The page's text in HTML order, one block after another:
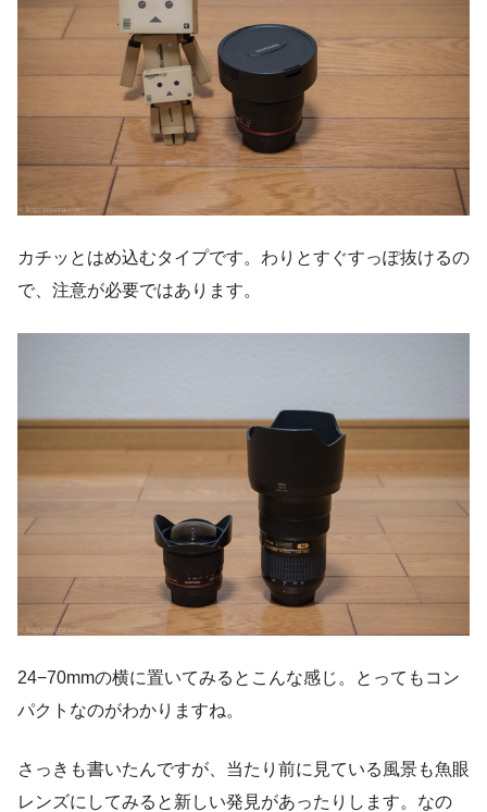
カチッとはめ込むタイプです。わりとすぐすっぽ抜けるの
で、注意が必要ではあります。
24−70mmの横に置いてみるとこんな感じ。とってもコン
パクトなのがわかりますね。
さっきも書いたんですが、当たり前に見ている風景も魚眼
レンズにしてみると新しい発見があったりします。なの